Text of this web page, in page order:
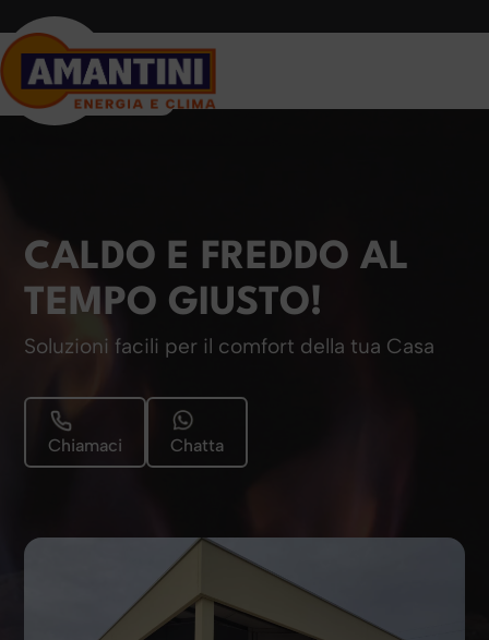
CALDO E FREDDO AL
TEMPO GIUSTO!
Soluzioni facili per il comfort della tua Casa
Chiamaci Chatta